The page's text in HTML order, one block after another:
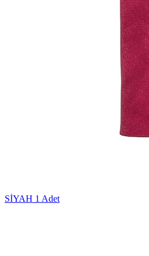
SİYAH 1 Adet